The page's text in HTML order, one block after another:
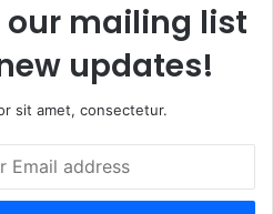
our mailing list
updates!
sit amet, consectetur.